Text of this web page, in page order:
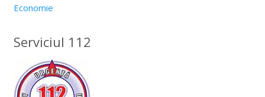
Economie
Serviciul 112